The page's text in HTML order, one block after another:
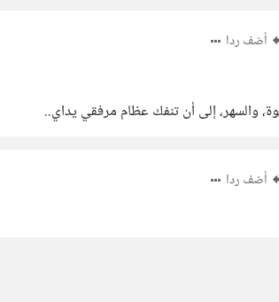
أضف ردا
والسهر، إلى أن تنفك عظام مرفقي يداي..
أضف ردا